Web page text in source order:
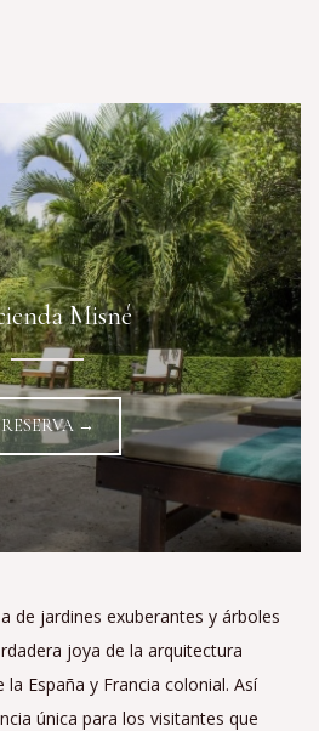
Misné
RESERVA →
de jardines exuberantes y árboles
joya de la arquitectura
España y Francia colonial. Así
única para los visitantes que